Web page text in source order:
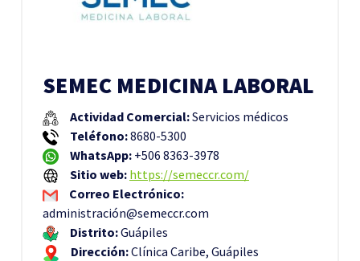
SEMEC MEDICINA LABORAL
Actividad Comercial:Servicios médicos
Teléfono:8680-5300
WhatsApp: +506 8363-3978
Sitio web: https://semeccr.com/
Correo Electrónico:
administración@semeccr.com
Distrito:Guápiles
Dirección:Clínica Caribe, Guápiles